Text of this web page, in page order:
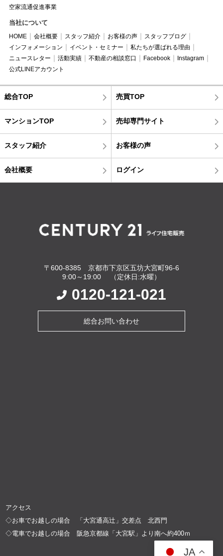
空家流通促進事業
当社について
HOME 会社概要 スタッフ紹介 お客様の声
スタッフブログ
インフォメーション
イベント・セミナー
私たちが選ばれる理由
ニュースレター
活動実績 不動産の相談窓口 Facebook
Instagram
公式LINEアカウント
総合TOP 売買TOP
マンションTOP 売却専門サイト
スタッフ紹介 お客様の声
会社概要 ログイン
〒600-8385 京都市下京区五坊大宮町96-6
9:00～19:00 （定休日:水曜）
0120-121-021
総合お問い合わせ
アクセス
◇お車でお越しの場合 「大宮通高辻」交差点 北西門
◇電車でお越しの場合 阪急京都線「大宮駅」より南へ約400ｍ
JA